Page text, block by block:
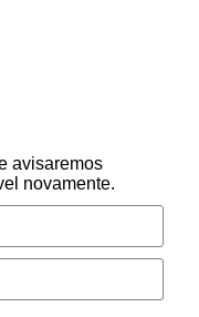
avisaremos
novamente.